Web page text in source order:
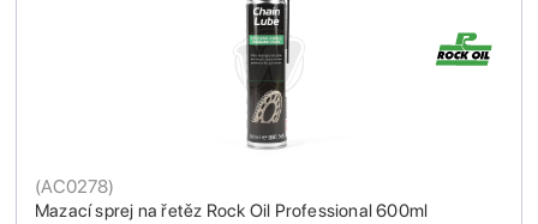
Mazací sprej na řetěz Rock Oil Professional 600ml
(AC0278)